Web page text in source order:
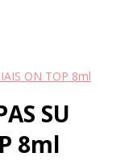
ON TOP 8ml
SU
8ml